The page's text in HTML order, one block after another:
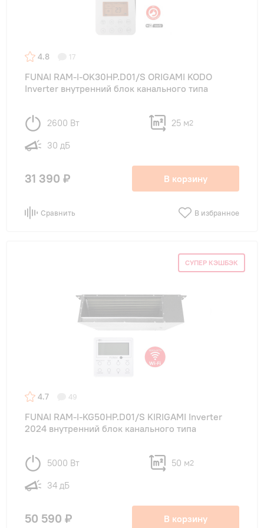
4.8 17
FUNAI RAM-I-OK30HP.D01/S ORIGAMI KODO
Inverter внутренний блок канального типа
2600 Вт 25 м2
30 дБ
31 390 ₽ В корзину
Сравнить В избранное
СУПЕР КЭШБЭК
4.7 49
FUNAI RAM-I-KG50HP.D01/S KIRIGAMI Inverter
2024 внутренний блок канального типа
5000 Вт 50 м2
34 дБ
50 590 ₽ В корзину